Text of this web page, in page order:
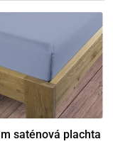
saténová plachta